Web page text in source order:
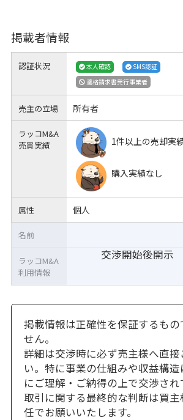
掲載者情報
認証状況 本人確認
SMS認証
適格請求書発行事業者
売主の立場 所有者
ラッコM&A
売買実績
1件以上の売却実
購入実績なし
属性 個人
交渉開始後開示
名前
ラッコM&A
利用情報
掲載情報は正確性を保証するもの
せん。
詳細は交渉時に必ず売主様へ直接
い。特に事業の仕組みや収益構
にご理解・ご納得の上で交渉され
取引に関する最終的な判断は買
任でお願いいたします。